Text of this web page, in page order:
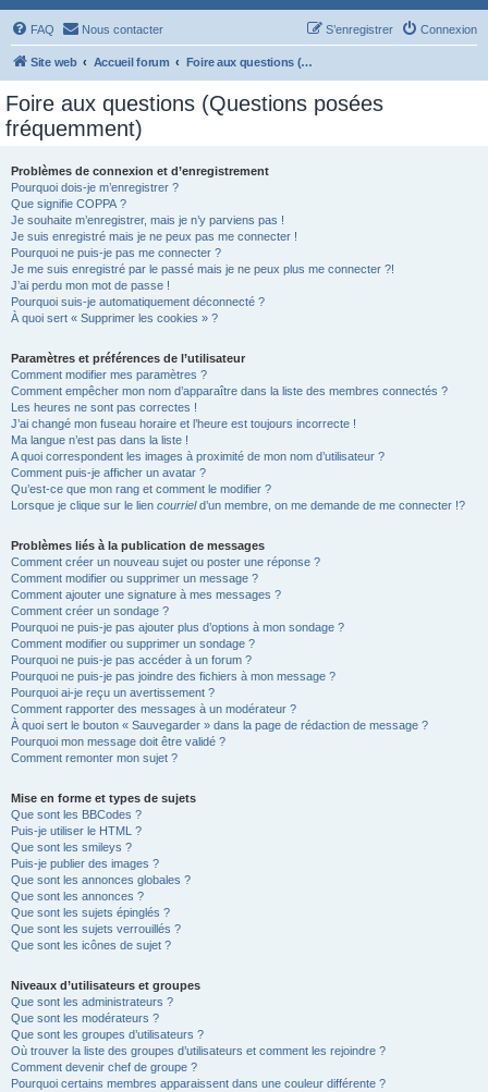
FAQ Nous contacter Connexion
S’enregistrer
Site web Accueil forum Foire aux questions (Questions posées fréquemment)
Foire aux questions (Questions posées
fréquemment)
Problèmes de connexion et d’enregistrement
Pourquoi dois-je m’enregistrer ?
Que signifie COPPA ?
Je souhaite m’enregistrer, mais je n’y parviens pas !
Je suis enregistré mais je ne peux pas me connecter !
Pourquoi ne puis-je pas me connecter ?
Je me suis enregistré par le passé mais je ne peux plus me connecter ?!
J’ai perdu mon mot de passe !
Pourquoi suis-je automatiquement déconnecté ?
À quoi sert « Supprimer les cookies » ?
Paramètres et préférences de l’utilisateur
Comment modifier mes paramètres ?
Comment empêcher mon nom d’apparaître dans la liste des membres connectés ?
Les heures ne sont pas correctes !
J’ai changé mon fuseau horaire et l’heure est toujours incorrecte !
Ma langue n’est pas dans la liste !
A quoi correspondent les images à proximité de mon nom d’utilisateur ?
Comment puis-je afficher un avatar ?
Qu’est-ce que mon rang et comment le modifier ?
Lorsque je clique sur le lien courrield’un membre, on me demande de me connecter !?
Problèmes liés à la publication de messages
Comment créer un nouveau sujet ou poster une réponse ?
Comment modifier ou supprimer un message ?
Comment ajouter une signature à mes messages ?
Comment créer un sondage ?
Pourquoi ne puis-je pas ajouter plus d’options à mon sondage ?
Comment modifier ou supprimer un sondage ?
Pourquoi ne puis-je pas accéder à un forum ?
Pourquoi ne puis-je pas joindre des fichiers à mon message ?
Pourquoi ai-je reçu un avertissement ?
Comment rapporter des messages à un modérateur ?
À quoi sert le bouton « Sauvegarder » dans la page de rédaction de message ?
Pourquoi mon message doit être validé ?
Comment remonter mon sujet ?
Mise en forme et types de sujets
Que sont les BBCodes ?
Puis-je utiliser le HTML ?
Que sont les smileys ?
Puis-je publier des images ?
Que sont les annonces globales ?
Que sont les annonces ?
Que sont les sujets épinglés ?
Que sont les sujets verrouillés ?
Que sont les icônes de sujet ?
Niveaux d’utilisateurs et groupes
Que sont les administrateurs ?
Que sont les modérateurs ?
Que sont les groupes d’utilisateurs ?
Où trouver la liste des groupes d’utilisateurs et comment les rejoindre ?
Comment devenir chef de groupe ?
Pourquoi certains membres apparaissent dans une couleur différente ?